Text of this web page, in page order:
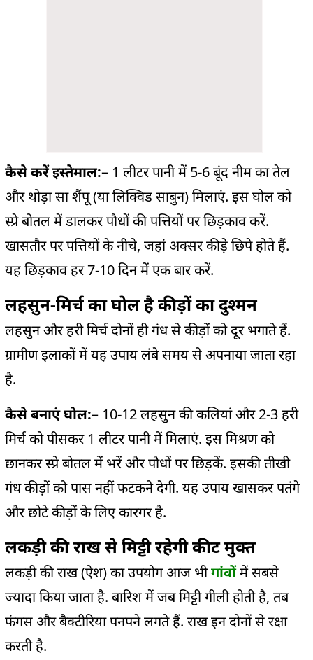
कैसे करें इस्तेमाल:– 1 लीटर पानी में 5-6 बूंद नीम का तेल
और थोड़ा सा शैंपू (या लिक्विड साबुन) मिलाएं. इस घोल को
स्प्रे बोतल में डालकर पौधों की पत्तियों पर छिड़काव करें.
खासतौर पर पत्तियों के नीचे, जहां अक्सर कीड़े छिपे होते हैं.
यह छिड़काव हर 7-10 दिन में एक बार करें.
लहसुन-मिर्च का घोल है कीड़ों का दुश्मन
लहसुन और हरी मिर्च दोनों ही गंध से कीड़ों को दूर भगाते हैं.
ग्रामीण इलाकों में यह उपाय लंबे समय से अपनाया जाता रहा
है.
कैसे बनाएं घोल:– 10-12 लहसुन की कलियां और 2-3 हरी
मिर्च को पीसकर 1 लीटर पानी में मिलाएं. इस मिश्रण को
छानकर स्प्रे बोतल में भरें और पौधों पर छिड़कें. इसकी तीखी
गंध कीड़ों को पास नहीं फटकने देगी. यह उपाय खासकर पतंगे
और छोटे कीड़ों के लिए कारगर है.
लकड़ी की राख से मिट्टी रहेगी कीट मुक्त
लकड़ी की राख (ऐश) का उपयोग आज भीगांवोंमें सबसे
ज्यादा किया जाता है. बारिश में जब मिट्टी गीली होती है, तब
फंगस और बैक्टीरिया पनपने लगते हैं. राख इन दोनों से रक्षा
करती है.